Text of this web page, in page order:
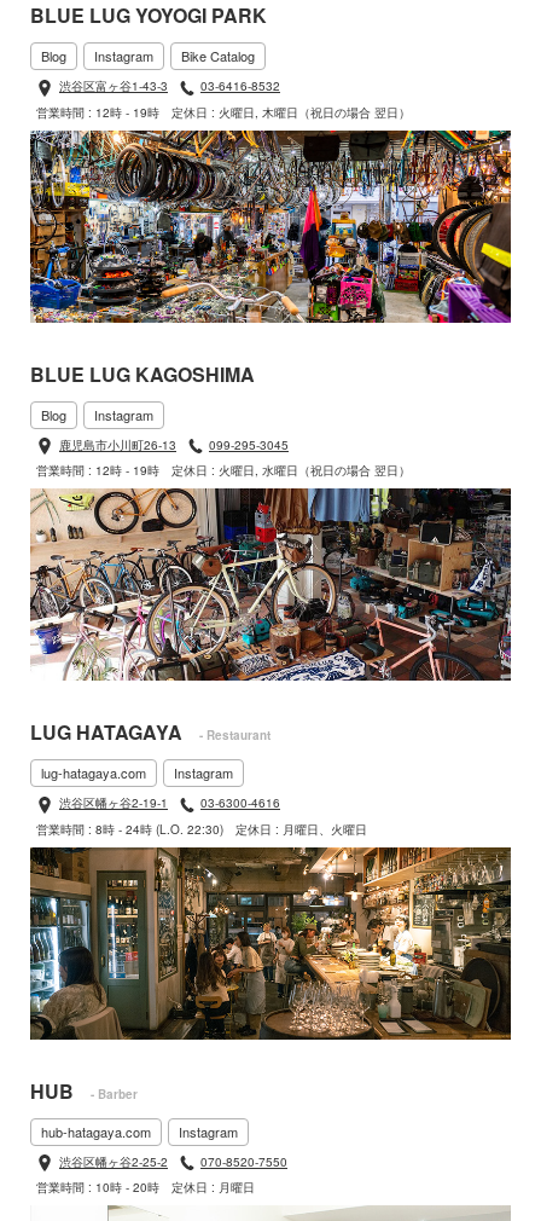
BLUE LUG YOYOGI PARK
Blog Instagram Bike Catalog
渋谷区富ヶ谷1-43-3
03-6416-8532
営業時間 : 12時 - 19時
定休日 : 火曜日, 木曜日（祝日の場合 翌日）
BLUE LUG KAGOSHIMA
Blog Instagram
鹿児島市小川町26-13
099-295-3045
営業時間 : 12時 - 19時
定休日 : 火曜日, 水曜日（祝日の場合 翌日）
LUG HATAGAYA - Restaurant
lug-hatagaya.com Instagram
渋谷区幡ヶ谷2-19-1
03-6300-4616
営業時間 : 8時 - 24時 (L.O. 22:30)
定休日 : 月曜日、火曜日
HUB - Barber
hub-hatagaya.com Instagram
渋谷区幡ヶ谷2-25-2
070-8520-7550
営業時間 : 10時 - 20時
定休日 : 月曜日